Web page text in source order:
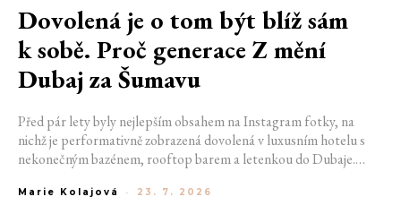
Dovolená je o tom být blíž sám
k sobě. Proč generace Z mění
Dubaj za Šumavu
Před pár lety byly nejlepším obsahem na Instagram fotky, na
nichž je performativně zobrazená dovolená v luxusním hotelu s
nekonečným bazénem, rooftop barem a letenkou do Dubaje.
horách. Ranní koupání v lomu. Výlet vlakem na Šumavu.
Marie Kolajová - 23. 7. 2026